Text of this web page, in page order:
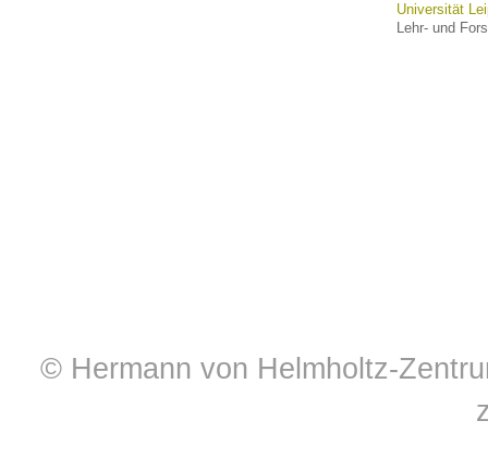
Universität
Lehr- und
© Hermann von Helmholtz-